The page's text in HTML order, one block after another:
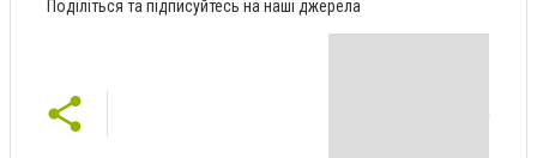
Поділіться та підписуйтесь на наші джерела